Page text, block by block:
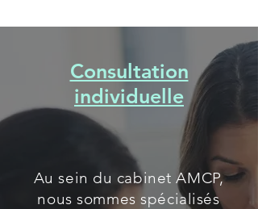
Consultation
individuelle
Au sein du cabinet AMCP,
nous sommes spécialisés